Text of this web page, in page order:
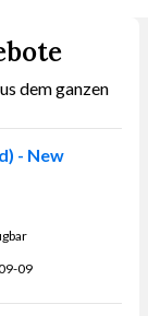
dem ganzen
- New
09